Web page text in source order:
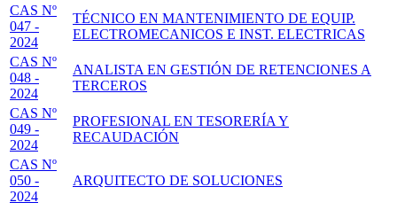
CAS Nº
047 -
2024
TÉCNICO EN MANTENIMIENTO DE EQUIP.
ELECTROMECANICOS E INST. ELECTRICAS
CAS Nº
048 -
2024
ANALISTA EN GESTIÓN DE RETENCIONES A
TERCEROS
CAS Nº
049 -
2024
PROFESIONAL EN TESORERÍA Y
RECAUDACIÓN
CAS Nº
050 -
2024
ARQUITECTO DE SOLUCIONES